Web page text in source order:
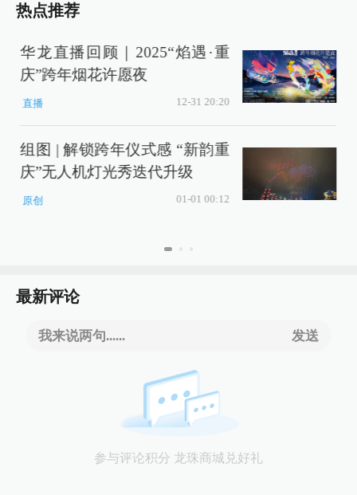
热点推荐
华龙直播回顾｜2025“焰遇·重
庆”跨年烟花许愿夜
直播 12-31 20:20
组图 | 解锁跨年仪式感 “新韵重
庆”无人机灯光秀迭代升级
原创 01-01 00:12
最新评论
我来说两句...... 发送
参与评论积分 龙珠商城兑好礼